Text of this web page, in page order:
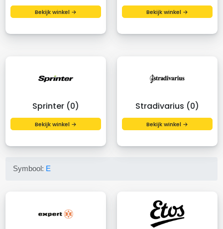
Bekijk winkel → Bekijk winkel →
Sprinter (0)
Bekijk winkel →
Stradivarius (0)
Bekijk winkel →
Symbool: E